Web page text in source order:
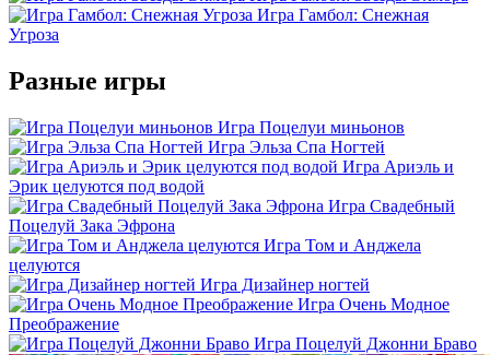
Игра Гамбол: Снежная
Угроза
Разные игры
Игра Поцелуи миньонов
Игра Эльза Спа Ногтей
Игра Ариэль и
Эрик целуются под водой
Игра Свадебный
Поцелуй Зака Эфрона
Игра Том и Анджела
целуются
Игра Дизайнер ногтей
Игра Очень Модное
Преображение
Игра Поцелуй Джонни Браво